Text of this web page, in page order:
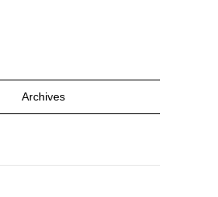
Archives